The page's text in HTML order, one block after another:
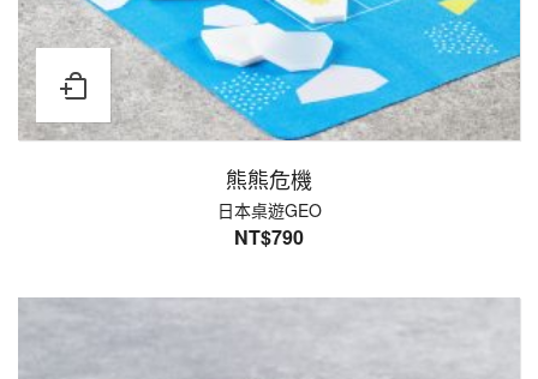
熊熊危機
日本桌遊GEO
NT$790